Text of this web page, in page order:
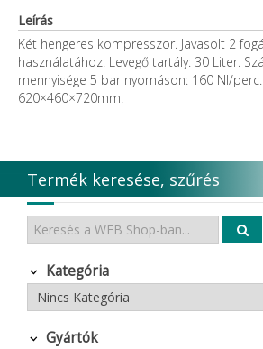
Leírás
Két hengeres kompresszor. Javasolt 2
használatához. Levegő tartály: 30 Liter.
mennyisége 5 bar nyomáson: 160 Nl/
620×460×720mm.
Termék keresése, szűrés
Kategória
Gyártók